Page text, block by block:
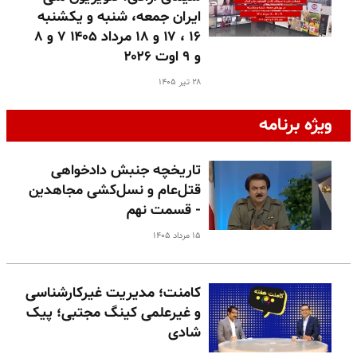
ایران جمعه، شنبه و یکشنبه
۱۶ ، ۱۷ و ۱۸ مرداد ۱۴۰۵ ۷ و ۸
و ۹ اوت ۲۰۲۶
۲۸ تیر ۱۴۰۵
ویژه برنامه
تاریخچه جنبش دادخواهی
قتل‌عام و نسل‌کشی مجاهدین
- قسمت نهم
۱۵ مرداد ۱۴۰۵
کامنت؛ مدیریت غیرکارشناسی
و غیرعلمی کینگ مجتبی؛ پیک
شادی